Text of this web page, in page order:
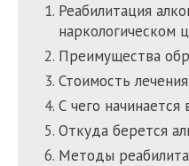
Реабилитация
наркологическом
Преимущества
Стоимость
С чего
Откуда берется
Методы